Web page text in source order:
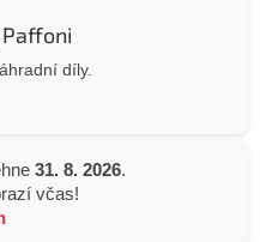
díly.
31. 8. 2026.
včas!